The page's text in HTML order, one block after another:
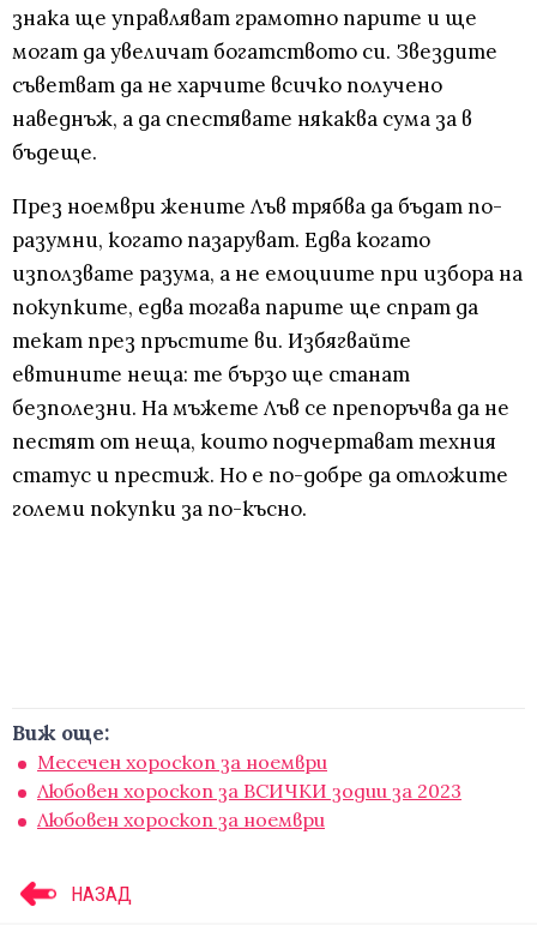
знака ще управляват грамотно парите и ще
могат да увеличат богатството си. Звездите
съветват да не харчите всичко получено
наведнъж, а да спестявате някаква сума за в
бъдеще.
През ноември жените Лъв трябва да бъдат по-
разумни, когато пазаруват. Едва когато
използвате разума, а не емоциите при избора на
покупките, едва тогава парите ще спрат да
текат през пръстите ви. Избягвайте
евтините неща: те бързо ще станат
безполезни. На мъжете Лъв се препоръчва да не
пестят от неща, които подчертават техния
статус и престиж. Но е по-добре да отложите
големи покупки за по-късно.
Виж още:
Месечен хороскоп за ноември
Любовен хороскоп за ВСИЧКИ зодии за 2023
Любовен хороскоп за ноември
НАЗАД